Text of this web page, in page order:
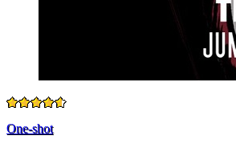
One-shot